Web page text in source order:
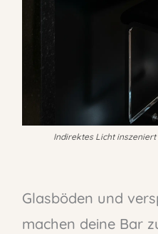
Indirektes Licht
Glasböden und
machen deine Bar